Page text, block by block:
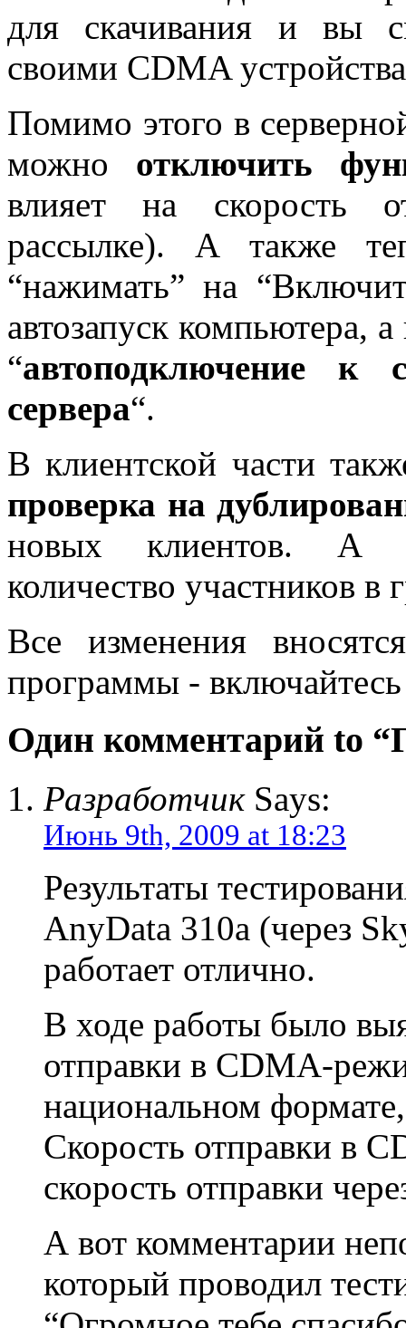
для скачивания и вы
своими CDMA
Помимо этого в
можно отключить
влияет на скорость
рассылке). А также
“нажимать” на
автозапуск компьютера,
“автоподключение к
сервера“.
В клиентской части
проверка на
новых клиентов. А
количество участников в
Все изменения
программы -
Один комментарий to
РазработчикSays:
Июнь 9th, 2009 at 18:23
Результаты
AnyData 310a (через
работает отлично.
В ходе работы было
отправки в CDMA-
национальном
Скорость отправки в
скорость отправки
А вот комментарии
который проводил